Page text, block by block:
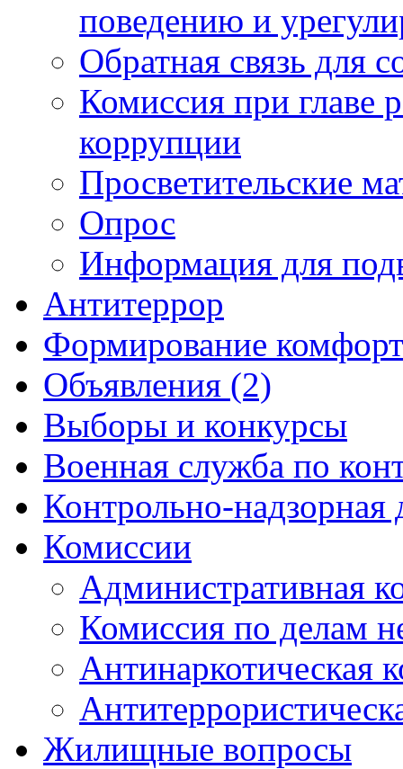
поведению и
Обратная связь для
Комиссия при главе
коррупции
Просветительские
Опрос
Информация для
Антитеррор
Формирование
Объявления (2)
Выборы и конкурсы
Военная служба по
Контрольно-надзорная
Комиссии
Административная
Комиссия по делам
Антинаркотическая
Жилищные вопросы